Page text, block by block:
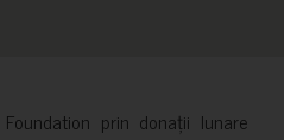
prin donații lunare